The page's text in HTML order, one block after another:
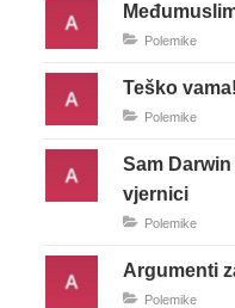
Polemike
Teško
Polemike
Sam
vjernici
Polemike
Argumenti
Polemike